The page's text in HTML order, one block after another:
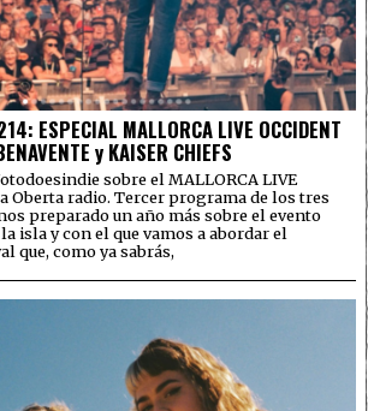
ESPECIAL MALLORCA LIVE OCCIDENT
y KAISER CHIEFS
sobre el MALLORCA LIVE
Oberta radio. Tercer programa de los tres
preparado un año más sobre el evento
isla y con el que vamos a abordar el
que, como ya sabrás,